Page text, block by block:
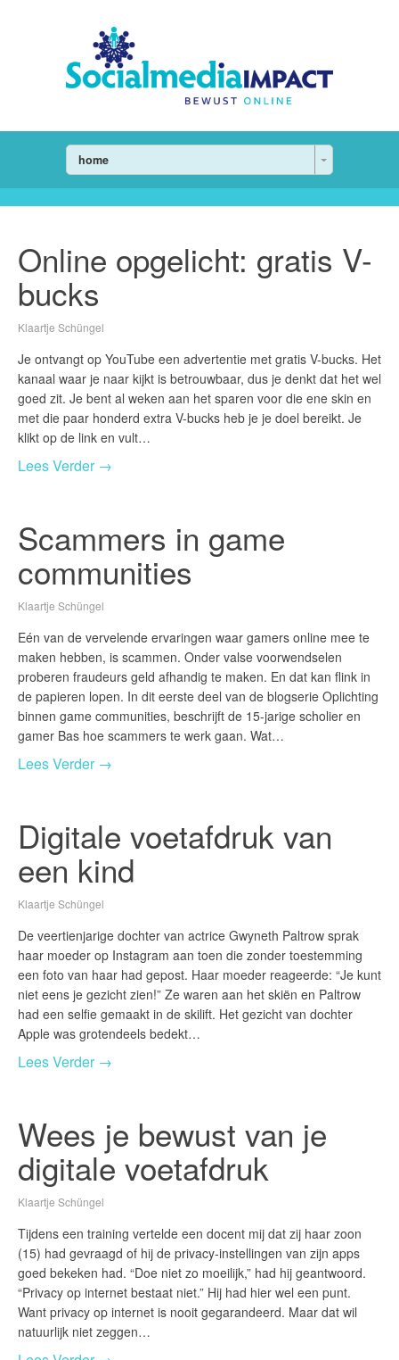
home
Online opgelicht: gratis V-
bucks
Klaartje Schüngel
Je ontvangt op YouTube een advertentie met gratis V-bucks. Het
kanaal waar je naar kijkt is betrouwbaar, dus je denkt dat het wel
goed zit. Je bent al weken aan het sparen voor die ene skin en
met die paar honderd extra V-bucks heb je je doel bereikt. Je
klikt op de link en vult…
Lees Verder →
Scammers in game
communities
Klaartje Schüngel
Eén van de vervelende ervaringen waar gamers online mee te
maken hebben, is scammen. Onder valse voorwendselen
proberen fraudeurs geld afhandig te maken. En dat kan flink in
de papieren lopen. In dit eerste deel van de blogserie Oplichting
binnen game communities, beschrijft de 15-jarige scholier en
gamer Bas hoe scammers te werk gaan. Wat…
Lees Verder →
Digitale voetafdruk van
een kind
Klaartje Schüngel
De veertienjarige dochter van actrice Gwyneth Paltrow sprak
haar moeder op Instagram aan toen die zonder toestemming
een foto van haar had gepost. Haar moeder reageerde: “Je kunt
niet eens je gezicht zien!” Ze waren aan het skiën en Paltrow
had een selfie gemaakt in de skilift. Het gezicht van dochter
Apple was grotendeels bedekt…
Lees Verder →
Wees je bewust van je
digitale voetafdruk
Klaartje Schüngel
Tijdens een training vertelde een docent mij dat zij haar zoon
(15) had gevraagd of hij de privacy-instellingen van zijn apps
goed bekeken had. “Doe niet zo moeilijk,” had hij geantwoord.
“Privacy op internet bestaat niet.” Hij had hier wel een punt.
Want privacy op internet is nooit gegarandeerd. Maar dat wil
natuurlijk niet zeggen…